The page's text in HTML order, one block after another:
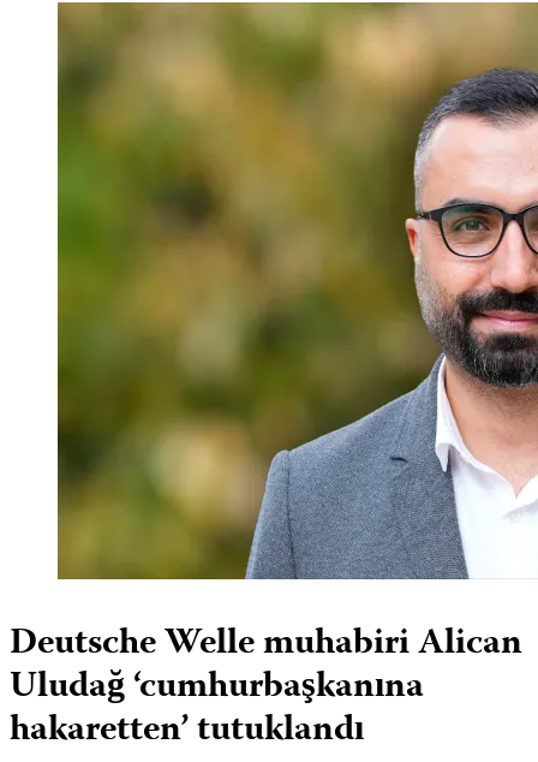
Deutsche Welle muhabiri Alican
Uludağ ‘cumhurbaşkanına
hakaretten’ tutuklandı